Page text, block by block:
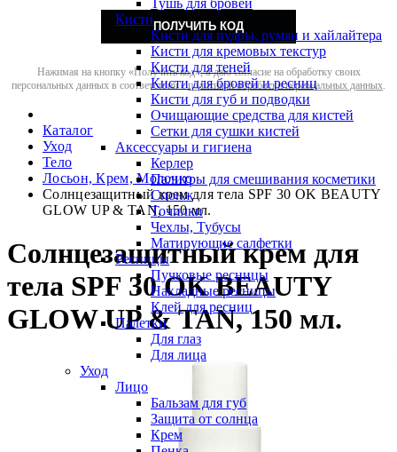
Тушь для бровей
Кисти
Кисти для пудры, румян и хайлайтера
Кисти для кремовых текстур
Кисти для теней
Кисти для бровей и ресниц
Кисти для губ и подводки
Очищающие средства для кистей
Сетки для сушки кистей
Аксессуары и гигиена
Керлер
Палитры для смешивания косметики
Спонж
Точилки
Чехлы, Тубусы
Матирующие салфетки
Ресницы
Пучковые ресницы
Накладные ресницы
Клей для ресниц
Палетки
Для глаз
Для лица
Уход
Лицо
Бальзам для губ
Защита от солнца
Крем
ПОЛУЧИТЬ КОД
Нажимая на кнопку «Получить код», я даю согласие на обработку своих
персональных данных в соответствии сполитикой обработки персональных данных.
Каталог
Уход
Тело
Лосьон, Крем, Молочко
Солнцезащитный крем для тела SPF 30 OK BEAUTY
GLOW UP & TAN, 150 мл.
Солнцезащитный крем для
тела SPF 30 OK BEAUTY
GLOW UP & TAN, 150 мл.